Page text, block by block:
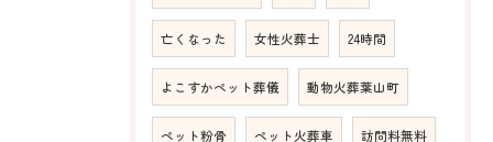
亡くなった 女性火葬士 24時間
よこすかペット葬儀 動物火葬葉山町
ペット粉骨 ペット火葬車 訪問料無料